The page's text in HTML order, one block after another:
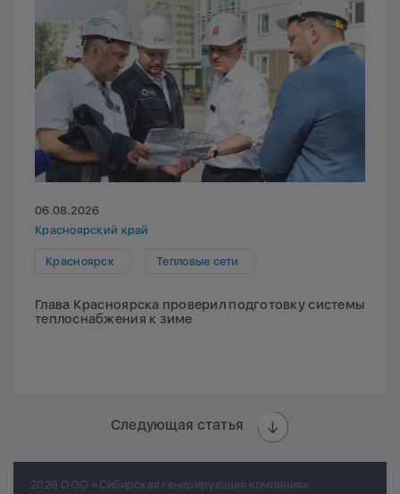
06.08.2026
Красноярский край
Красноярск Тепловые сети
Глава Красноярска проверил подготовку системы
теплоснабжения к зиме
Следующая статья
2026 ООО «Сибирская генерирующая компания»